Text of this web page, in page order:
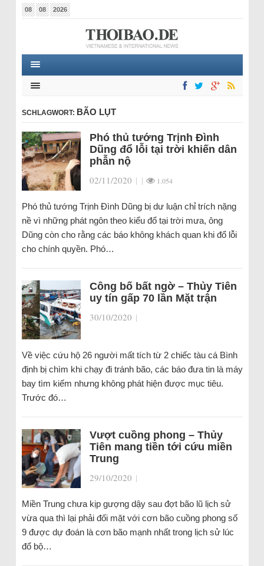
08 08 2026
SCHLAGWORT: BÃO LỤT
Phó thủ tướng Trịnh Đình
Dũng đổ lỗi tại trời khiến dân
phẫn nộ
02/11/2020 | | 1.054
Phó thủ tướng Trịnh Đình Dũng bị dư luận chỉ trích nặng
nề vì những phát ngôn theo kiểu đổ tại trời mưa, ông
Dũng còn cho rằng các báo không khách quan khi đổ lỗi
cho chính quyền. Phó…
Công bố bất ngờ – Thủy Tiên
uy tín gấp 70 lần Mặt trận
30/10/2020 |
Về việc cứu hộ 26 người mất tích từ 2 chiếc tàu cá Bình
định bị chìm khi chạy đi tránh bão, các báo đưa tin là máy
bay tìm kiếm nhưng không phát hiện được mục tiêu.
Trước đó…
Vượt cuồng phong – Thủy
Tiên mang tiền tới cứu miền
Trung
29/10/2020 |
Miền Trung chưa kịp gượng dậy sau đợt bão lũ lịch sử
vừa qua thì lại phải đối mặt với cơn bão cuồng phong số
9 được dự đoán là cơn bão mạnh nhất trong lịch sử lúc
đổ bộ…